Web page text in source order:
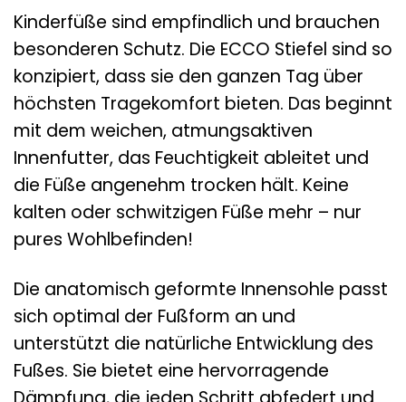
Kinderfüße sind empfindlich und brauchen
besonderen Schutz. Die ECCO Stiefel sind so
konzipiert, dass sie den ganzen Tag über
höchsten Tragekomfort bieten. Das beginnt
mit dem weichen, atmungsaktiven
Innenfutter, das Feuchtigkeit ableitet und
die Füße angenehm trocken hält. Keine
kalten oder schwitzigen Füße mehr – nur
pures Wohlbefinden!
Die anatomisch geformte Innensohle passt
sich optimal der Fußform an und
unterstützt die natürliche Entwicklung des
Fußes. Sie bietet eine hervorragende